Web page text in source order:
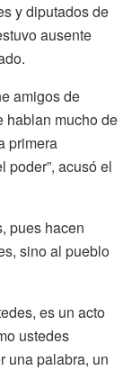
y diputados de
ausente
amigos de
hablan mucho de
primera
poder”, acusó el
pues hacen
sino al pueblo
es un acto
ustedes
una palabra, un